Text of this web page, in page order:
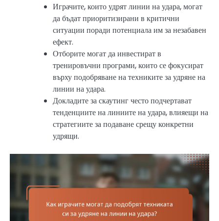
Играчите, които удрят линии на удара, могат
да бъдат приоритизирани в критични
ситуации поради потенциала им за незабавен
ефект.
Отборите могат да инвестират в
тренировъчни програми, които се фокусират
върху подобряване на техниките за удряне на
линии на удара.
Докладите за скаутинг често подчертават
тенденциите на линиите на удара, влияещи на
стратегиите за подаване срещу конкретни
удрящи.